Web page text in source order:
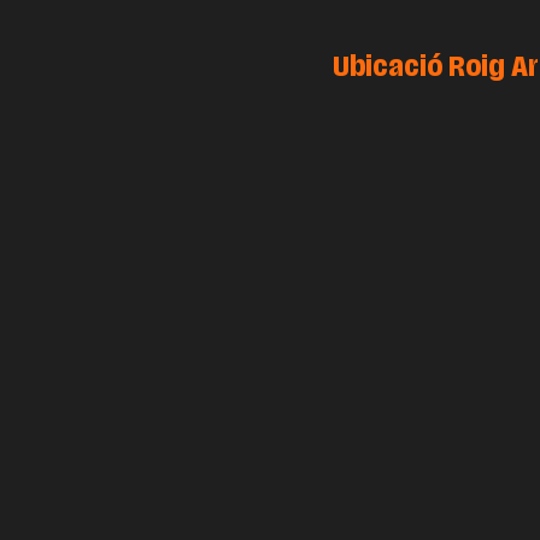
Ubicació Roig